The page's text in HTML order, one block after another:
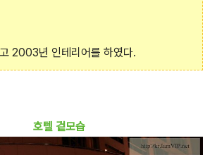
2003년 인테리어를 하였다.
호텔 겉모습